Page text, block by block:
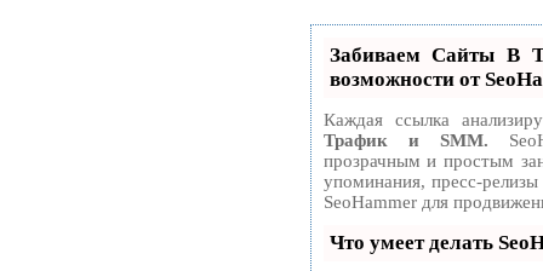
Забиваем Сайты
возможности от
Каждая ссылка
Трафик и SMM.
прозрачным и простым
упоминания, пресс-
SeoHammer для
Что умеет делать